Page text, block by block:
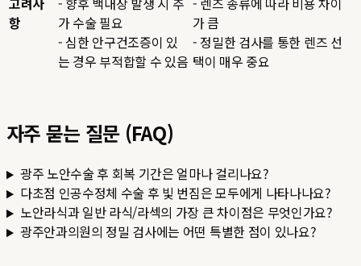
항
가 수술 필요
- 심한 안구건조증이 있
는 경우 부적합할 수 있음
가 큼
- 정밀한 검사를 통한 렌즈 선
택이 매우 중요
자주 묻는 질문 (FAQ)
광주 노안수술 후 회복 기간은 얼마나 걸리나요?
다초점 인공수정체 수술 후 빛 번짐은 모두에게 나타나나요?
노안라식과 일반 라식/라섹의 가장 큰 차이점은 무엇인가요?
광주안과의원의 정밀 검사에는 어떤 특별한 점이 있나요?